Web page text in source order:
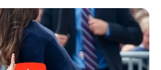
serial, ia juga sempat bermain dalam
no sienten
(2015). Dalam teater
Marcela.